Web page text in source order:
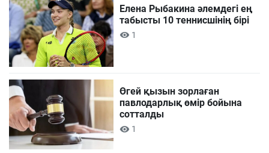
Елена Рыбакина әлемдегі ең
табысты 10 теннисшінің бірі
1
Өгей қызын зорлаған
павлодарлық өмір бойына
сотталды
1